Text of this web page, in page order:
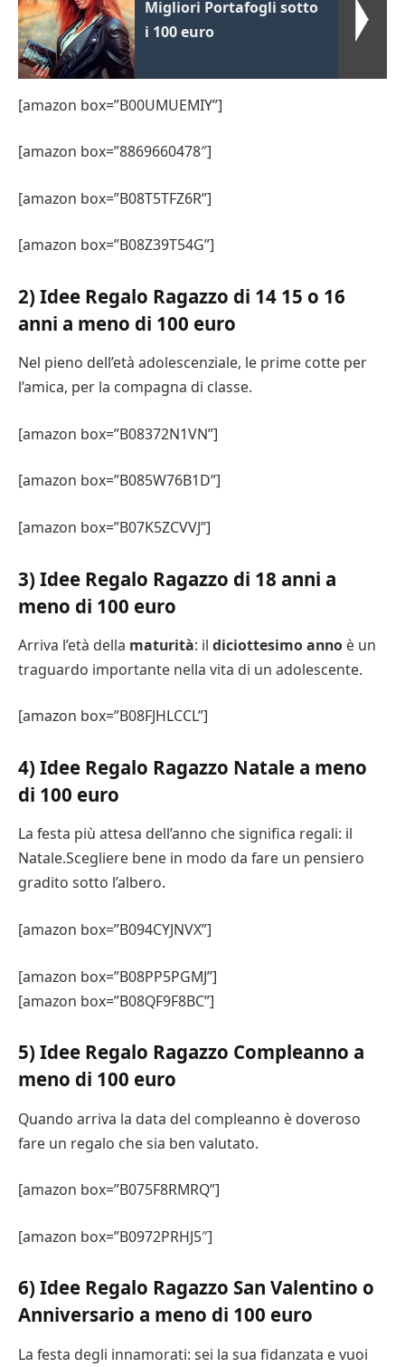
Migliori Portafogli sotto
i 100 euro
[amazon box=”B00UMUEMIY”]
[amazon box=”8869660478″]
[amazon box=”B08T5TFZ6R”]
[amazon box=”B08Z39T54G”]
2) Idee Regalo Ragazzo di 14 15 o 16
anni a meno di 100 euro
Nel pieno dell’età adolescenziale, le prime cotte per
l’amica, per la compagna di classe.
[amazon box=”B08372N1VN”]
[amazon box=”B085W76B1D”]
[amazon box=”B07K5ZCVVJ”]
3) Idee Regalo Ragazzo di 18 anni a
meno di 100 euro
Arriva l’età della maturità: il diciottesimo anno è un
traguardo importante nella vita di un adolescente.
[amazon box=”B08FJHLCCL”]
4) Idee Regalo Ragazzo Natale a meno
di 100 euro
La festa più attesa dell’anno che significa regali: il
Natale.Scegliere bene in modo da fare un pensiero
gradito sotto l’albero.
[amazon box=”B094CYJNVX”]
[amazon box=”B08PP5PGMJ”]
[amazon box=”B08QF9F8BC”]
5) Idee Regalo Ragazzo Compleanno a
meno di 100 euro
Quando arriva la data del compleanno è doveroso
fare un regalo che sia ben valutato.
[amazon box=”B075F8RMRQ”]
[amazon box=”B0972PRHJ5″]
6) Idee Regalo Ragazzo San Valentino o
Anniversario a meno di 100 euro
La festa degli innamorati: sei la sua fidanzata e vuoi